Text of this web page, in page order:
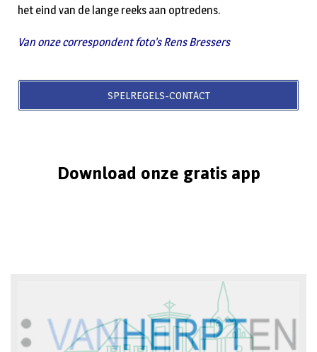
het eind van de lange reeks aan optredens.
Van onze correspondent foto’s Rens Bressers
SPELREGELS-CONTACT
Download onze gratis app